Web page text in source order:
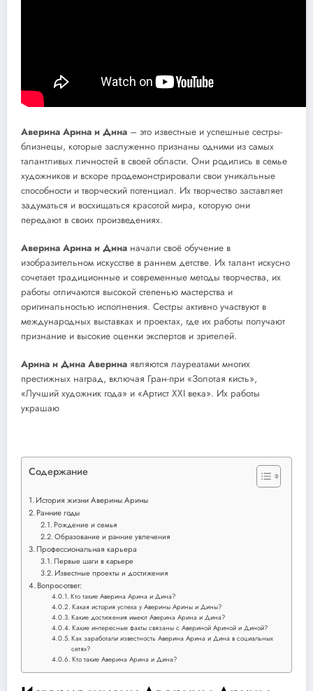
Аверина Арина и Дина – это известные и успешные сестры-
близнецы, которые заслуженно признаны одними из самых
талантливых личностей в своей области. Они родились в семье
художников и вскоре продемонстрировали свои уникальные
способности и творческий потенциал. Их творчество заставляет
задуматься и восхищаться красотой мира, которую они
передают в своих произведениях.
Аверина Арина и Дина начали своё обучение в
изобразительном искусстве в раннем детстве. Их талант искусно
сочетает традиционные и современные методы творчества, их
работы отличаются высокой степенью мастерства и
оригинальностью исполнения. Сестры активно участвуют в
международных выставках и проектах, где их работы получают
признание и высокие оценки экспертов и зрителей.
Арина и Дина Аверина являются лауреатами многих
престижных наград, включая Гран-при «Золотая кисть»,
«Лучший художник года» и «Артист XXI века». Их работы
украшаю
Содержание
История жизни Аверины Арины
Ранние годы
Рождение и семья
Образование и ранние увлечения
Профессиональная карьера
Первые шаги в карьере
Известные проекты и достижения
Вопрос-ответ:
Кто такие Аверина Арина и Дина?
Какая история успеха у Аверины Арины и Дины?
Какие достижения имеют Аверина Арина и Дина?
Какие интересные факты связаны с Авериной Ариной и Диной?
Как заработали известность Аверина Арина и Дина в социальных
сетях?
Кто такие Аверина Арина и Дина?